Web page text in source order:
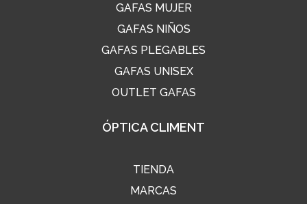
GAFAS MUJER
GAFAS NIÑOS
GAFAS PLEGABLES
GAFAS UNISEX
OUTLET GAFAS
ÓPTICA CLIMENT
TIENDA
MARCAS